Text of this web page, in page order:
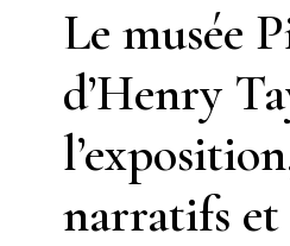
Le musée
d’Henry
narratifs et